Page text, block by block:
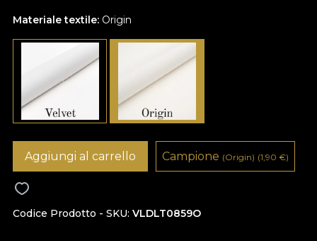
Materiale textile: Origin
Codice Prodotto - SKU VLDLT0859O
Aggiungi al carrello Campione (Origin) (1,90 €)